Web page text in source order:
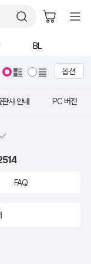
BL
옵션
판사 안내 PC 버전
FAQ